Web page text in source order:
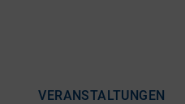
VERANSTALTUNGEN